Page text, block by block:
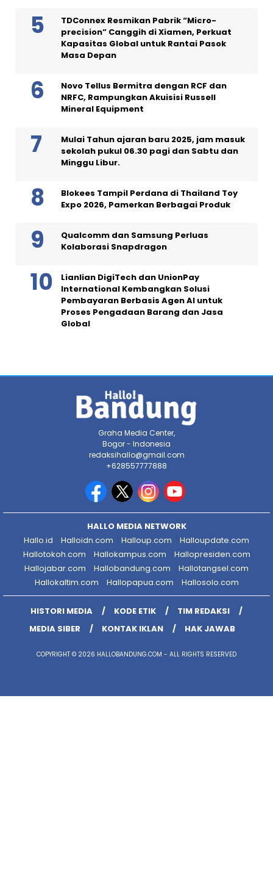
TDConnex Resmikan Pabrik “Micro-
precision” Canggih di Xiamen, Perkuat
Kapasitas Global untuk Rantai Pasok
Masa Depan
Novo Tellus Bermitra dengan RCF dan
NRFC, Rampungkan Akuisisi Russell
Mineral Equipment
Mulai Tahun ajaran baru 2025, jam masuk
sekolah pukul 06.30 pagi dan Sabtu dan
Minggu Libur.
Blokees Tampil Perdana di Thailand Toy
Expo 2026, Pamerkan Berbagai Produk
Qualcomm dan Samsung Perluas
Kolaborasi Snapdragon
Lianlian DigiTech dan UnionPay
International Kembangkan Solusi
Pembayaran Berbasis Agen AI untuk
Proses Pengadaan Barang dan Jasa
Global
Graha Media Center,
Bogor - Indonesia
redaksihallo@gmail.com
+628557777888
HALLO MEDIA NETWORK
Hallo.id
Halloidn.com Halloup.com
Halloupdate.com
Hallotokoh.com
Hallokampus.com
Hallopresiden.com
Hallojabar.com
Hallobandung.com
Hallotangsel.com
Hallokaltim.com
Hallopapua.com Hallosolo.com
HISTORI MEDIA KODE ETIK
TIM REDAKSI
MEDIA SIBER
KONTAK IKLAN HAK JAWAB
COPYRIGHT © 2026 HALLOBANDUNG.COM - ALL RIGHTS RESERVED